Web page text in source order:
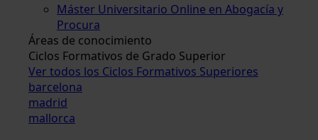
Máster Universitario Online en Abogacía y
Procura
Áreas de conocimiento
Ciclos Formativos de Grado Superior
Ver todos los Ciclos Formativos Superiores
barcelona
madrid
mallorca